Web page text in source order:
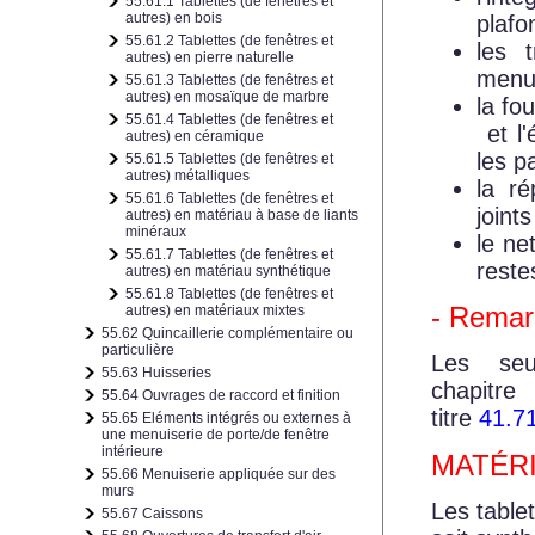
autres) en bois
55.61.2 Tablettes (de fenêtres et
autres) en pierre naturelle
55.61.3 Tablettes (de fenêtres et
autres) en mosaïque de marbre
55.61.4 Tablettes (de fenêtres et
autres) en céramique
55.61.5 Tablettes (de fenêtres et
autres) métalliques
55.61.6 Tablettes (de fenêtres et
autres) en matériau à base de liants
minéraux
55.61.7 Tablettes (de fenêtres et
autres) en matériau synthétique
55.61.8 Tablettes (de fenêtres et
autres) en matériaux mixtes
55.62 Quincaillerie complémentaire ou
particulière
55.63 Huisseries
55.64 Ouvrages de raccord et finition
55.65 Eléments intégrés ou externes à
une menuiserie de porte/de fenêtre
intérieure
55.66 Menuiserie appliquée sur des
murs
55.67 Caissons
les
la
et
les
la
le
-
Les
chapitre
titre
Les